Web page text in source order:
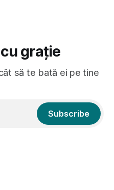
grație
să te bată ei pe tine
Subscribe